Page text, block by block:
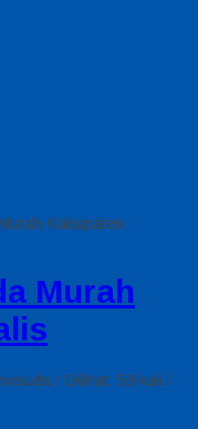
Kabupaten
Murah
/ Dilihat: 59 kali /